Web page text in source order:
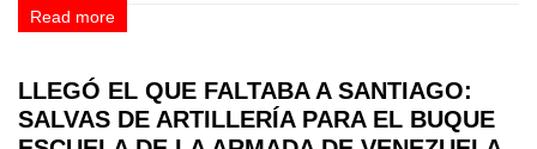
Read more
LLEGÓ EL QUE FALTABA A SANTIAGO:
SALVAS DE ARTILLERÍA PARA EL BUQUE